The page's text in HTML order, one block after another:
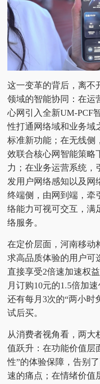
这一变革的背后，离不
领域的智能协同：在运
心网引入全新UM-PCF
性打通网络域和业务域
标准新功能；在无线侧
效联合核心网智能策略
力；在业务运营系统，
发用户网络感知以及网
终端侧，由网到端，牵
络能力可视可交互，满
络服务。
在定价层面，河南移动
求高品质体验的用户可
直接享受2倍速加速权
月订购10元的1.5倍加
还有每月3次的“两小时
试后买。
从消费者视角看，两大
值跃升：在功能价值层
性”的体验保障，告别
速的痛点；在情绪价值